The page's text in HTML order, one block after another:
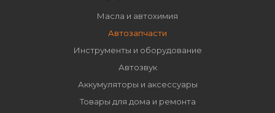
Масла и автохимия
Автозапчасти
Инструменты и оборудование
Автозвук
Аккумуляторы и аксессуары
Товары для дома и ремонта